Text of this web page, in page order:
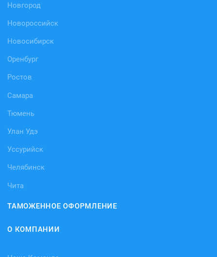
Новгород
Новороссийск
Новосибирск
Оренбург
Ростов
Самара
Тюмень
Улан Удэ
Уссурийск
Челябинск
Чита
ТАМОЖЕННОЕ ОФОРМЛЕНИЕ
О КОМПАНИИ